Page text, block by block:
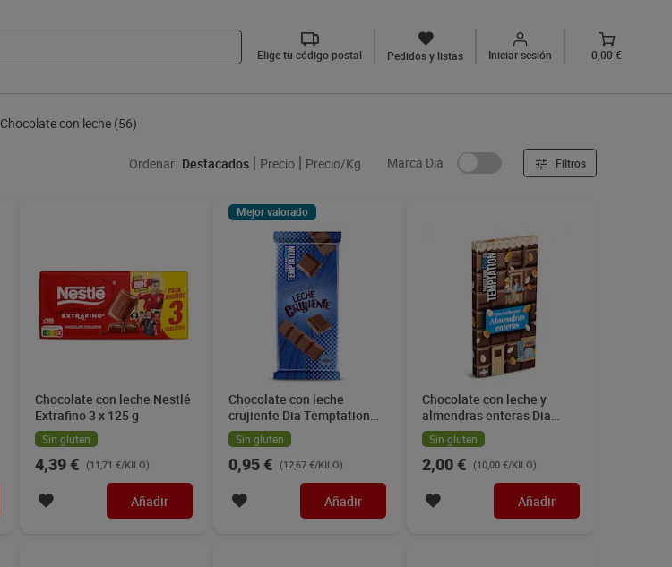
Elige tu código postal Pedidos y listas Iniciar sesión 0,00 €
Chocolate con leche (56)
Ordenar: Destacados Precio Precio/Kg Marca Dia Filtros
Chocolate con leche Nestlé
Extrafino 3 x 125 g
Sin gluten
4,39 € (11,71 €/KILO)
Añadir
Mejor valorado
Chocolate con leche
crujiente Dia Temptation
75 g
Sin gluten
0,95 € (12,67 €/KILO)
Añadir
Chocolate con leche y
almendras enteras Dia
Temptation 200 g
Sin gluten
2,00 € (10,00 €/KILO)
Añadir